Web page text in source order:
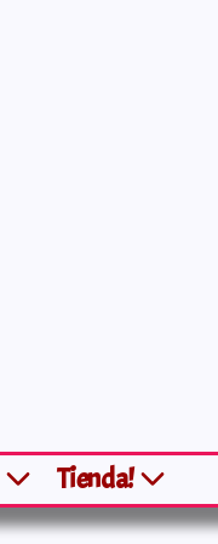
Tienda!